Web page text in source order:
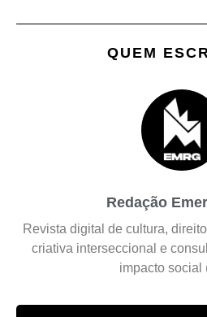
QUEM
Redação
Revista digital de cultura,
criativa interseccional e
impacto social